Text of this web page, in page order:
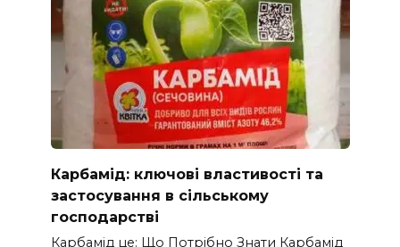
Карбамід: ключові властивості та
застосування в сільському
господарстві
Карбамід це: Що Потрібно Знати Карбамід